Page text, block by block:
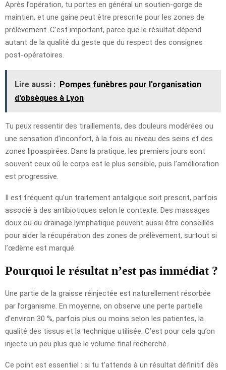
Après l’opération, tu portes en général un soutien-gorge de
maintien, et une gaine peut être prescrite pour les zones de
prélèvement. C’est important, parce que le résultat dépend
autant de la qualité du geste que du respect des consignes
post-opératoires.
Lire aussi : Pompes funèbres pour l'organisation
d'obsèques à Lyon
Tu peux ressentir des tiraillements, des douleurs modérées ou
une sensation d’inconfort, à la fois au niveau des seins et des
zones lipoaspirées. Dans la pratique, les premiers jours sont
souvent ceux où le corps est le plus sensible, puis l’amélioration
est progressive.
Il est fréquent qu’un traitement antalgique soit prescrit, parfois
associé à des antibiotiques selon le contexte. Des massages
doux ou du drainage lymphatique peuvent aussi être conseillés
pour aider la récupération des zones de prélèvement, surtout si
l’œdème est marqué.
Pourquoi le résultat n’est pas immédiat ?
Une partie de la graisse réinjectée est naturellement résorbée
par l’organisme. En moyenne, on observe une perte partielle
d’environ 30 %, parfois plus ou moins selon les patientes, la
qualité des tissus et la technique utilisée. C’est pour cela qu’on
injecte un peu plus que le volume final recherché.
Ce point est essentiel : si tu t’attends à un résultat définitif dès